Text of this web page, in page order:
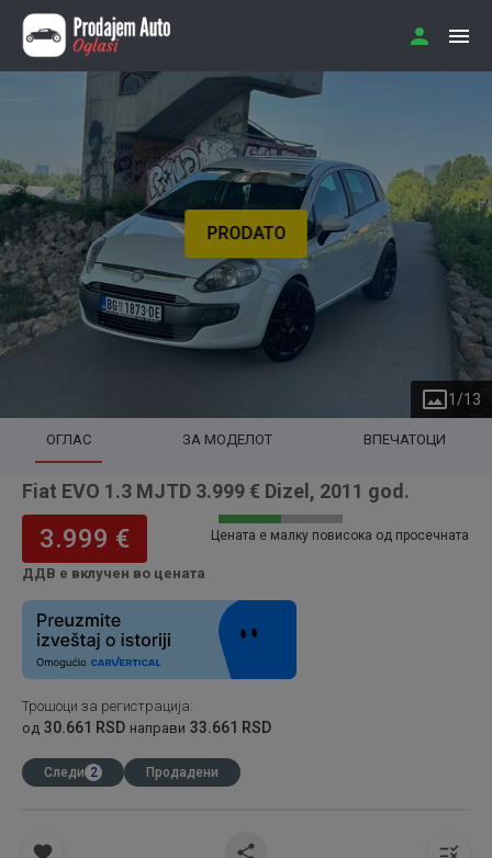
PRODATO
1 /13
ОГЛАС ЗА МОДЕЛОТ ВПЕЧАТОЦИ
Fiat EVO 1.3 MJTD 3.999 € Dizel, 2011 god.
3.999 €
ДДВ е вклучен во цената
Цената е малку повисока од просечната
Трошоци за регистрација:
од 30.661 RSD направи 33.661 RSD
Следи 2 Продадени